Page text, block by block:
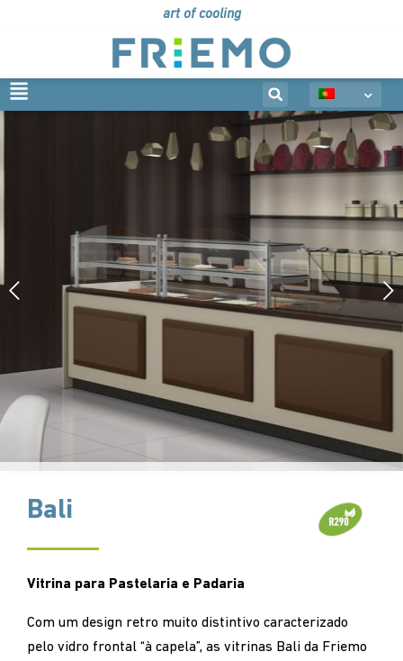
art of cooling
Bali
Vitrina para Pastelaria e Padaria
Com um design retro muito distintivo caracterizado
pelo vidro frontal “à capela”, as vitrinas Bali da Friemo